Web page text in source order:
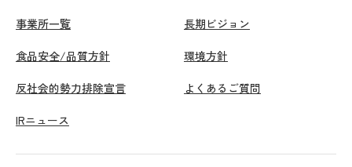
事業所一覧 長期ビジョン
食品安全/品質方針 環境方針
反社会的勢力排除宣言 よくあるご質問
IRニュース